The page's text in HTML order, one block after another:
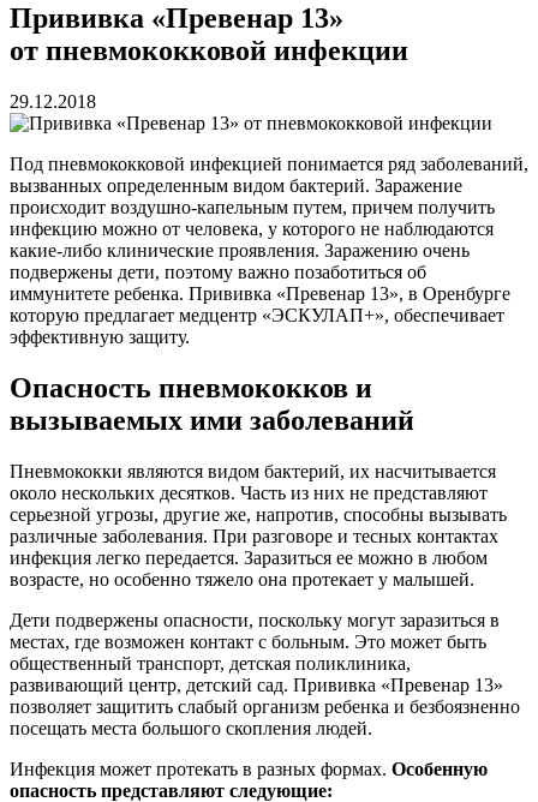
Прививка «Превенар 13»
от пневмококковой инфекции
29.12.2018
Под пневмококковой инфекцией понимается ряд заболеваний,
вызванных определенным видом бактерий. Заражение
происходит воздушно-капельным путем, причем получить
инфекцию можно от человека, у которого не наблюдаются
какие-либо клинические проявления. Заражению очень
подвержены дети, поэтому важно позаботиться об
иммунитете ребенка. Прививка «Превенар 13», в Оренбурге
которую предлагает медцентр «ЭСКУЛАП+», обеспечивает
эффективную защиту.
Опасность пневмококков и
вызываемых ими заболеваний
Пневмококки являются видом бактерий, их насчитывается
около нескольких десятков. Часть из них не представляют
серьезной угрозы, другие же, напротив, способны вызывать
различные заболевания. При разговоре и тесных контактах
инфекция легко передается. Заразиться ее можно в любом
возрасте, но особенно тяжело она протекает у малышей.
Дети подвержены опасности, поскольку могут заразиться в
местах, где возможен контакт с больным. Это может быть
общественный транспорт, детская поликлиника,
развивающий центр, детский сад. Прививка «Превенар 13»
позволяет защитить слабый организм ребенка и безбоязненно
посещать места большого скопления людей.
Инфекция может протекать в разных формах. Особенную
опасность представляют следующие: